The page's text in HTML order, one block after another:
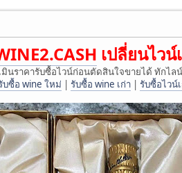
เปลี่ยนไวน์
มินราคารับซื้อไวน์ก่อนตัดสินใจขายได้ ทักไ
บซื้อ wine ใหม่ | รับซื้อ wine เก่า | รับซื้อไวน์